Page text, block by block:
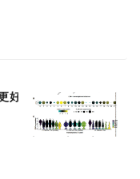
好地治疗T- ALL白血病